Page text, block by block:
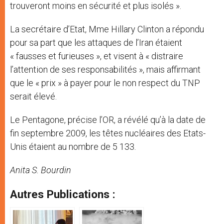
trouveront moins en sécurité et plus isolés ».
La secrétaire d’Etat, Mme Hillary Clinton a répondu
pour sa part que les attaques de l’Iran étaient
« fausses et furieuses », et visent à « distraire
l’attention de ses responsabilités », mais affirmant
que le « prix » à payer pour le non respect du TNP
serait élevé.
Le Pentagone, précise l’OR, a révélé qu’à la date de
fin septembre 2009, les têtes nucléaires des Etats-
Unis étaient au nombre de 5 133.
Anita S. Bourdin
Autres Publications :